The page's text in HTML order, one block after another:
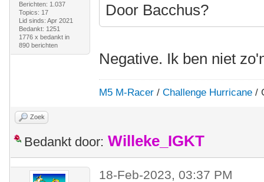
Berichten: 1.037
Topics: 17
Lid sinds: Apr 2021
Bedankt: 1251
1776 x bedankt in
890 berichten
Door Bacchus?
Negative. Ik ben niet
M5 M-Racer /Challenge Hurricane /
Zoek
Bedankt door: Willeke_IGKT
18-Feb-2023, 03:37 PM